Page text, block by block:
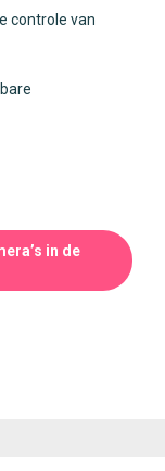
controle van
in de